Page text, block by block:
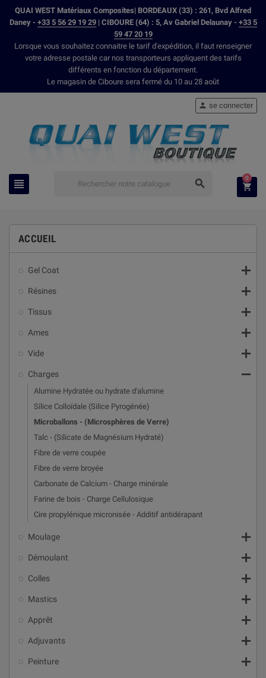
QUAI WEST Matériaux Composites| BORDEAUX (33) : 261, Bvd Alfred
Daney - +33 5 56 29 19 29| CIBOURE (64) : 5, Av Gabriel Delaunay - +33 5
59 47 20 19
Lorsque vous souhaitez connaitre le tarif d'expédition, il faut renseigner
votre adresse postale car nos transporteurs appliquent des tarifs
différents en fonction du département.
Le magasin de Ciboure sera fermé du 10 au 28 août
 
 se connecter

0
ACCUEIL
Gel Coat 
Résines 
Tissus 
Ames 
Vide 
Charges 
Alumine Hydratée ou hydrate d'alumine
Silice Colloïdale (Silice Pyrogénée)
Microballons - (Microsphères de Verre)
Talc - (Silicate de Magnésium Hydraté)
Fibre de verre coupée
Fibre de verre broyée
Carbonate de Calcium - Charge minérale
Farine de bois - Charge Cellulosique
Cire propylénique micronisée - Additif antidérapant
Moulage 
Démoulant 
Colles 
Mastics 
Apprêt 
Adjuvants 
Peinture 